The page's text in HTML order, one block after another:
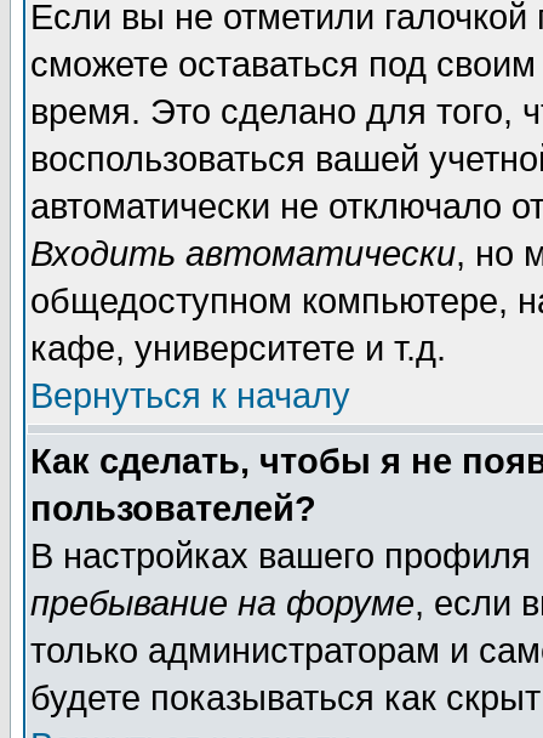
Если вы не отметили галочкой
сможете оставаться под
время. Это сделано для того,
воспользоваться вашей
автоматически не отключало
Входить автоматически, но
общедоступном компьютере,
кафе, университете и т.д.
Вернуться к началу
Как сделать, чтобы я не
пользователей?
В настройках вашего
пребывание на форуме, если
только администраторам и
будете показываться как